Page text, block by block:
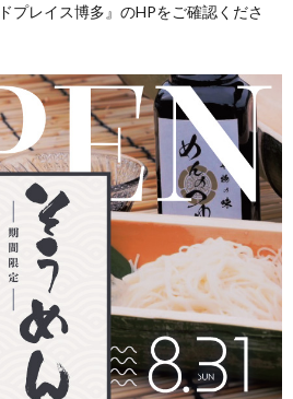
プレイス博多』のHPをご確認くださ